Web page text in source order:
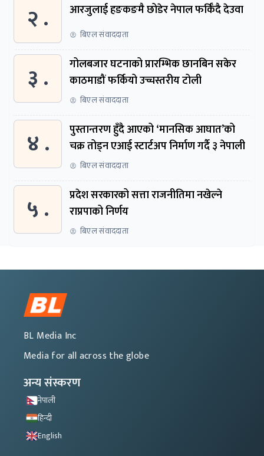
२ . आरजुलाई हङकङमै छोडेर नेपाल फर्किँदै देउवा
बिएल संवाददाता
३ .
गोलबजार घटनाको प्रारम्भिक छानबिन सकेर
काठमाडौं फर्कियो उच्चस्तरीय टोली
बिएल संवाददाता
४ .
पुस्तान्तरण हुँदै आएको ‘मानसिक आघात’को
चक्र तोड्न एआई स्टार्टअप निर्माण गर्दै ३ नेपाली
बिएल संवाददाता
५ .
प्रदेश सरकारको सत्ता राजनीतिमा नखेल्ने
राप्रपाको निर्णय
बिएल संवाददाता
BL Media Inc
Media for all across the globe
अन्य संस्करण
नेपाली
हिन्दी
English